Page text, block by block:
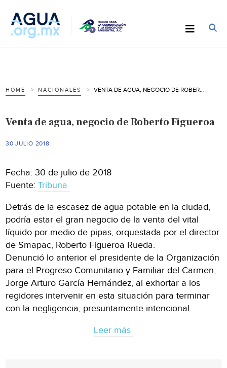
HOME NACIONALES
Venta de agua, negocio de Roberto Figueroa
30 JULIO 2018
Fecha: 30 de julio de 2018
Fuente:Tribuna
Detrás de la escasez de agua potable en la ciudad,
podría estar el gran negocio de la venta del vital
líquido por medio de pipas, orquestada por el director
de Smapac, Roberto Figueroa Rueda.
Denunció lo anterior el presidente de la Organización
para el Progreso Comunitario y Familiar del Carmen,
Jorge Arturo García Hernández, al exhortar a los
regidores intervenir en esta situación para terminar
con la negligencia, presuntamente intencional.
Leer más